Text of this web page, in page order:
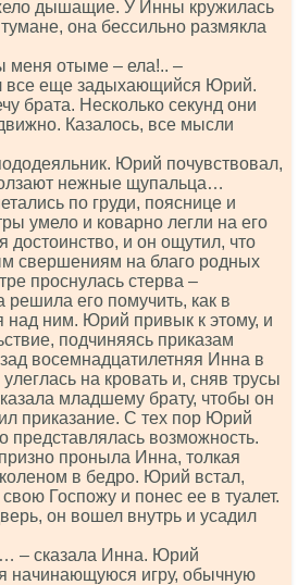
дышащие. У Инны кружилась
она бессильно размякла
меня отыме – ела!.. –
все еще задыхающийся Юрий.
брата. Несколько секунд они
Казалось, все мысли
Юрий почувствовал,
нежные щупальца…
по груди, пояснице и
умело и коварно легли на его
и он ощутил, что
свершениям на благо родных
проснулась стерва –
его помучить, как в
над ним. Юрий привык к этому, и
подчиняясь приказам
восемнадцатилетняя Инна в
на кровать и, сняв трусы
младшему брату, чтобы он
приказание. С тех пор Юрий
представлялась возможность.
проныла Инна, толкая
в бедро. Юрий встал,
Госпожу и понес ее в туалет.
он вошел внутрь и усадил
– сказала Инна. Юрий
начинающуюся игру, обычную